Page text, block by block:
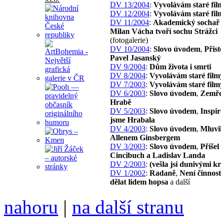
DV 13/2004: Vyvolávám staré
DV 12/2004: Vyvolávám staré
DV 11/2004: Akademický sochař
Milan Vácha tvoří sochu Strážci
(fotogalerie)
DV 10/2004: Slovo úvodem,
Pavel Jasanský
DV 9/2004: Dům života i smrti
DV 8/2004: Vyvolávám staré
DV 7/2003: Vyvolávám staré
DV 6/2003: Slovo úvodem,
Hrabě
DV 5/2003: Slovo úvodem,
jsme Hrabala
DV 4/2003: Slovo úvodem,
Allenem Ginsbergem
DV 3/2003: Slovo úvodem, Přišel
Cincibuch a Ladislav Landa
DV 2/2003: (vešla jsi dunivými
DV 1/2002: Radaně, Není
dělat lidem hopsa a další
nahoru | na další stranu